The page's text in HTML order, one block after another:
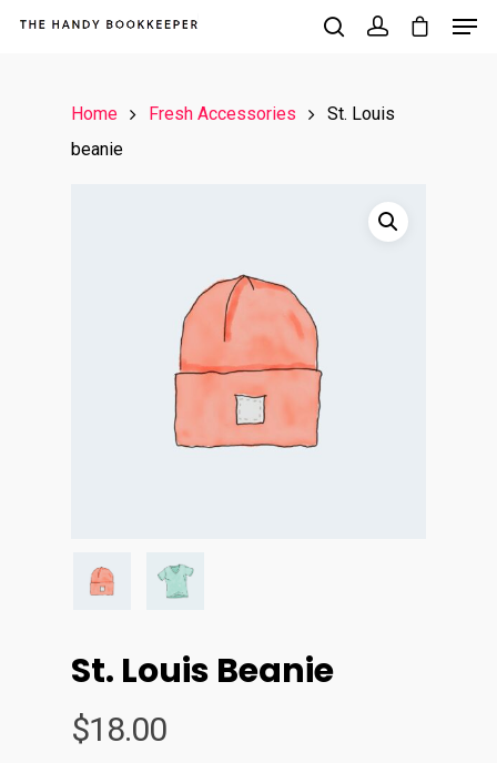
Hit enter to search or ESC to close
Home Fresh Accessories
St. Louis
beanie
St. Louis Beanie
$18.00